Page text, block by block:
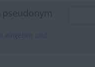
pseudonym